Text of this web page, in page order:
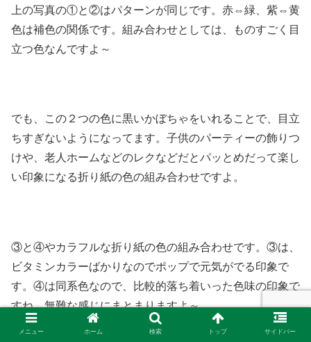
上の写真の①と②はパターンが同じです。赤⇔緑、紫⇔黄
色は補色の関係です。組み合わせとしては、ものすごく目
立つ色なんですよ～
でも、この２つの色に黒いかぼちゃをいれることで、目立
ちすぎないようになってます。子供のパーティーの飾りつ
けや、老人ホームなどのレクなどだとパッとめだって楽し
い印象になる折り紙の色の組み合わせですよ。
③と④やカラフルな折り紙の色の組み合わせです。③は、
ビタミンカラーばかりなのでポップで元気がでる印象で
す。④は同系色なので、比較的落ち着いった色味の印象で
すね。無難な感じにまとまりますよ～
メニュー ホーム 検索 トップ サイドバー